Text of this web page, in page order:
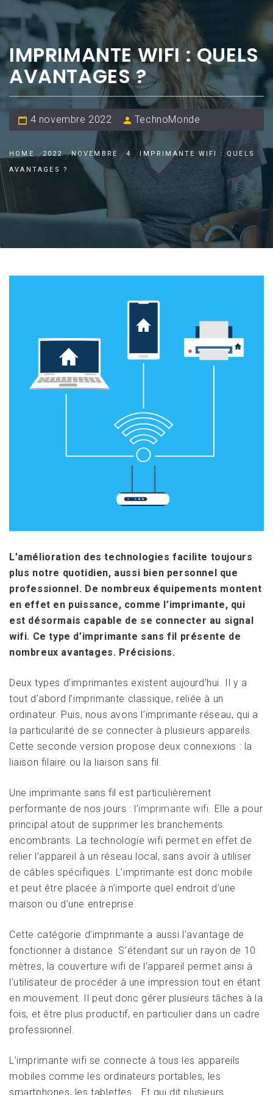
IMPRIMANTE WIFI : QUELS
AVANTAGES ?
4 novembre 2022 TechnoMonde
HOME 2022 NOVEMBRE 4
IMPRIMANTE WIFI : QUELS
AVANTAGES ?
L’amélioration des technologies facilite toujours
plus notre quotidien, aussi bien personnel que
professionnel. De nombreux équipements montent
en effet en puissance, comme l’imprimante, qui
est désormais capable de se connecter au signal
wifi. Ce type d’imprimante sans fil présente de
nombreux avantages. Précisions.
Deux types d’imprimantes existent aujourd’hui. Il y a
tout d’abord l’imprimante classique, reliée à un
ordinateur. Puis, nous avons l’imprimante réseau, qui a
la particularité de se connecter à plusieurs appareils.
Cette seconde version propose deux connexions : la
liaison filaire ou la liaison sans fil.
Une imprimante sans fil est particulièrement
performante de nos jours : l’imprimante wifi. Elle a pour
principal atout de supprimer les branchements
encombrants. La technologie wifi permet en effet de
relier l’appareil à un réseau local, sans avoir à utiliser
de câbles spécifiques. L’imprimante est donc mobile
et peut être placée à n’importe quel endroit d’une
maison ou d’une entreprise.
Cette catégorie d’imprimante a aussi l’avantage de
fonctionner à distance. S’étendant sur un rayon de 10
mètres, la couverture wifi de l’appareil permet ainsi à
l’utilisateur de procéder à une impression tout en étant
en mouvement. Il peut donc gérer plusieurs tâches à la
fois, et être plus productif, en particulier dans un cadre
professionnel.
L’imprimante wifi se connecte à tous les appareils
mobiles comme les ordinateurs portables, les
smartphones, les tablettes… Et qui dit plusieurs